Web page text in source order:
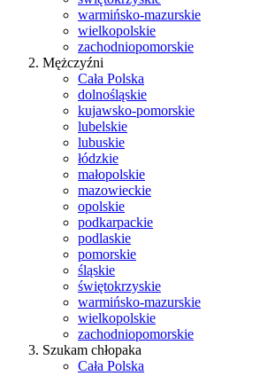
warmińsko-mazurskie
wielkopolskie
zachodniopomorskie
Mężczyźni
Cała Polska
dolnośląskie
kujawsko-pomorskie
lubelskie
lubuskie
łódzkie
małopolskie
mazowieckie
opolskie
podkarpackie
podlaskie
pomorskie
śląskie
świętokrzyskie
warmińsko-mazurskie
wielkopolskie
zachodniopomorskie
Szukam chłopaka
Cała Polska